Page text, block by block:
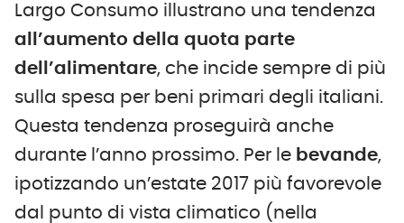
Largo Consumo illustrano una tendenza
all’aumento della quota parte
dell’alimentare, che incide sempre di più
sulla spesa per beni primari degli italiani.
Questa tendenza proseguirà anche
durante l’anno prossimo. Per le bevande,
ipotizzando un’estate 2017 più favorevole
dal punto di vista climatico (nella